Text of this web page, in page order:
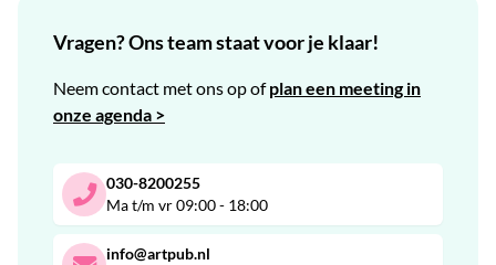
Vragen? Ons team staat voor je klaar!
Neem contact met ons op ofplan een meeting in
onze agenda >
030-8200255
Ma t/m vr 09:00 - 18:00
info@artpub.nl